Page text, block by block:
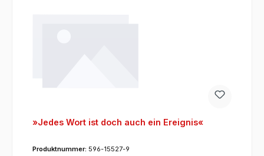
»Jedes Wort ist doch auch ein Ereignis«
Produktnummer: 596-15527-9